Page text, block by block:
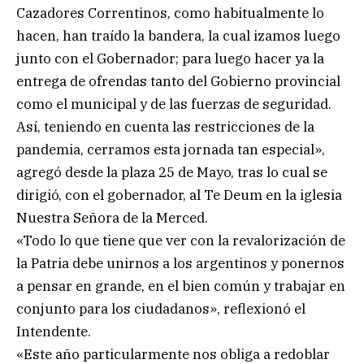
Cazadores Correntinos, como habitualmente lo
hacen, han traído la bandera, la cual izamos luego
junto con el Gobernador; para luego hacer ya la
entrega de ofrendas tanto del Gobierno provincial
como el municipal y de las fuerzas de seguridad.
Así, teniendo en cuenta las restricciones de la
pandemia, cerramos esta jornada tan especial»,
agregó desde la plaza 25 de Mayo, tras lo cual se
dirigió, con el gobernador, al Te Deum en la iglesia
Nuestra Señora de la Merced.
«Todo lo que tiene que ver con la revalorización de
la Patria debe unirnos a los argentinos y ponernos
a pensar en grande, en el bien común y trabajar en
conjunto para los ciudadanos», reflexionó el
Intendente.
«Este año particularmente nos obliga a redoblar